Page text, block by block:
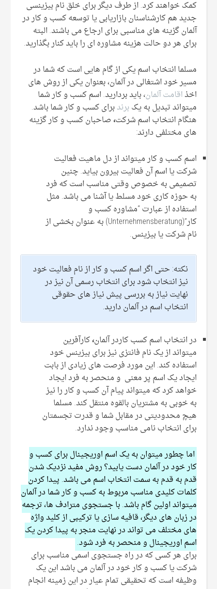
کمک خواهند کرد. از طرف دیگر برای خلق نام بیزینسی
جدید هم کارشناسنان بازاریابی یا توسعه کسب و کار در
آلمان گزینه های مناسبی برای ارجاع می باشند. البته
برای هر دو حالت هزینه مشاوره ای را باید کنار بگذارید.
مسلما انتخاب اسم یکی از گام هایی است که شما در
مسیر خود اشتغالی در آلمان، بعنوان یکی از روش های
اخذاقامت آلمان، باید بردارید. اسم کسب و کار شما
میتواند تبدیل به یک برندبرای کسب و کار شما باشد.
هنگام انتخاب اسم شرکت،صاحبان کسب و کار گزینه
های مختلفی دارند:
اسم کسب و کار میتواند از دل ماهیت فعالیت
شرکت یا اسم آن فعالیت بیرون بیاید. چنین
تصمیمی به خصوص وقتی مناسب است که فرد
به حوزه کاری خود مسلط یا آشنا می باشد. مثل
استفاده از عبارت “مشاوره کسب و
کار”(Unternehmensberatung) به عنوان بخشی از
نام شرکت یا بیزینس.
نکته: حتی اگر اسم کسب و کار از نام فعالیت خود
نیز انتخاب شود برای انتخاب رسمی آن نیز در
نهایت نیاز به بررسی پیش نیاز های حقوقی
انتخاب اسم در آلمان دارید.
در انتخاب اسم کسب کاردر آلمان،کارآفرین
میتواند از یک نام فانتزی نیز برای بیزینس خود
استفاده کند. این مورد فرصت های زیادی از بابت
ایجاد یک اسم پر معنی و منحصر به فرد ایجاد
خواهد کرد که میتواند پیام آن کسب و کار را نیز
به خوبی به مشتریان بالقوه منتقل کند. مسلما
هیچ محدودیتی در مقابل شما و قدرت تجسمتان
برای انتخاب نامی مناسب وجود ندارد.
اما چطور میتوان به یک اسم اوریجینال برای کسب و
کار خود در آلمان دست یابید؟ روش مفید نزدیک شدن
قدم به قدم به سمت انتخاب اسم می باشد. پیدا کردن
کلمات کلیدی مناسب مربوط به کسب و کار شما در آلمان
میتواند اولین گام باشد. با جستجوی مترادف ها، ترجمه
در زبان های دیگر، قافیه سازی یا ترکیبی از کلید واژه
های مختلف می تواند در نهایت منجر به پیدا کردن یک
اسم اوریجینال و منحصر به فرد شود.
برای هر کسی که در راه جستجوی اسمی مناسب برای
شرکت یا کسب و کار خود در آلمان می باشد این یک
وظیفه است که تحقیقی تمام عیار در این زمینه انجام